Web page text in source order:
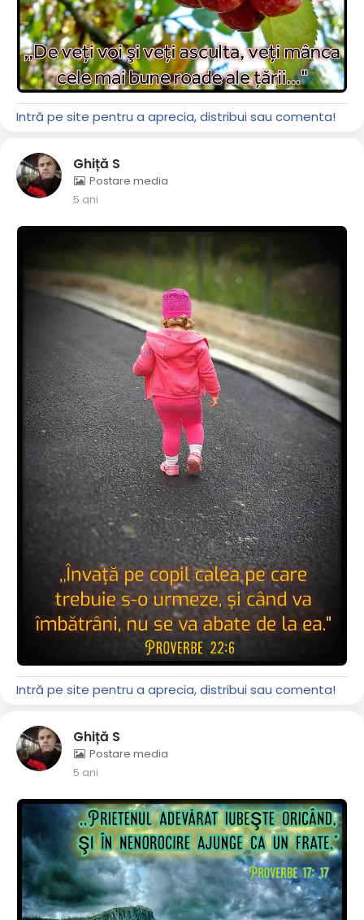
Intră pe site pentru a aprecia, distribui sau comenta!
Ghiță S
Postare media
5 ani
Intră pe site pentru a aprecia, distribui sau comenta!
Ghiță S
Postare media
5 ani